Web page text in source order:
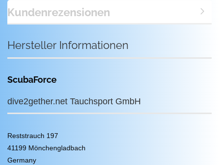
Kundenrezensionen
Hersteller Informationen
ScubaForce
dive2gether.net Tauchsport GmbH
Reststrauch 197
41199 Mönchengladbach
Germany